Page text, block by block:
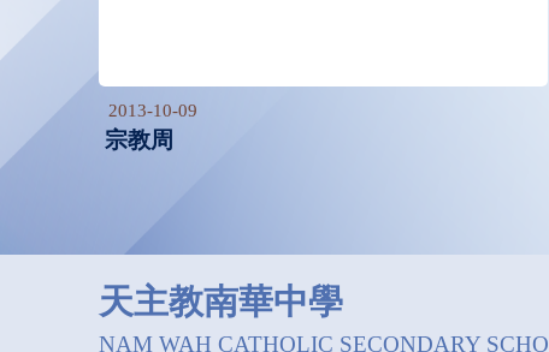
2013-10-09
宗教周
天主教南華中學
NAM WAH CATHOLIC SECONDARY